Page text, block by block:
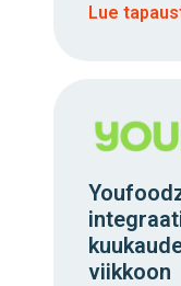
Lue
viikkoon